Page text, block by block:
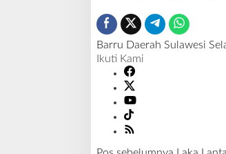
Barru Daerah Sulawesi
Ikuti Kami